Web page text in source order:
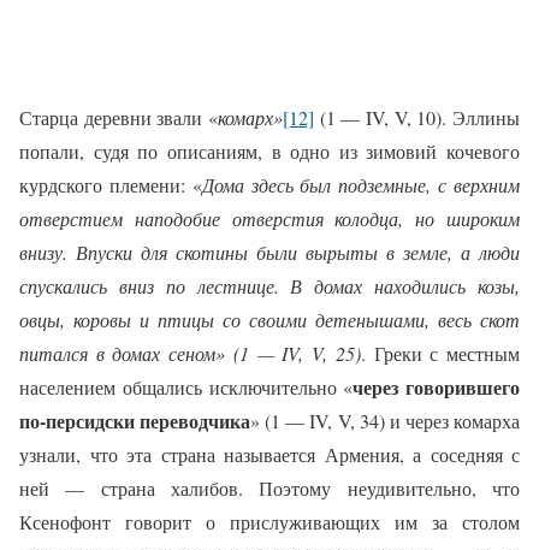
Старца деревни звали «комарх»[12] (1 — IV, V, 10). Эллины
попали, судя по описаниям, в одно из зимовий кочевого
курдского племени: «Дома здесь был подземные, с верхним
отверстием наподобие отверстия колодца, но широким
внизу. Впуски для скотины были вырыты в земле, а люди
спускались вниз по лестнице. В домах находились козы,
овцы, коровы и птицы со своими детенышами, весь скот
питался в домах сеном» (1 — IV, V, 25). Греки с местным
населением общались исключительно «через говорившего
по-персидски переводчика» (1 —IV, V, 34) и через комарха
узнали, что эта страна называется Армения, а соседняя с
ней — страна халибов. Поэтому неудивительно, что
Ксенофонт говорит о прислуживающих им за столом